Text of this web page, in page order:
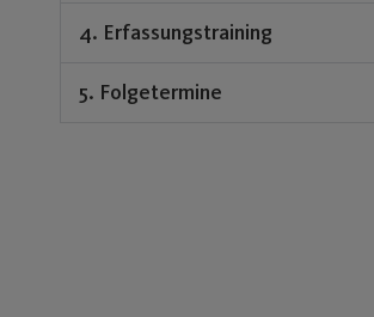
4. Erfassungstraining
5. Folgetermine